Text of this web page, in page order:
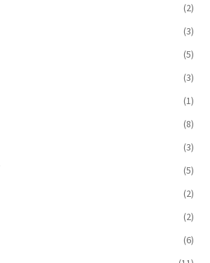
(2)
(3)
(5)
(3)
(1)
(8)
(3)
(5)
(2)
(2)
(6)